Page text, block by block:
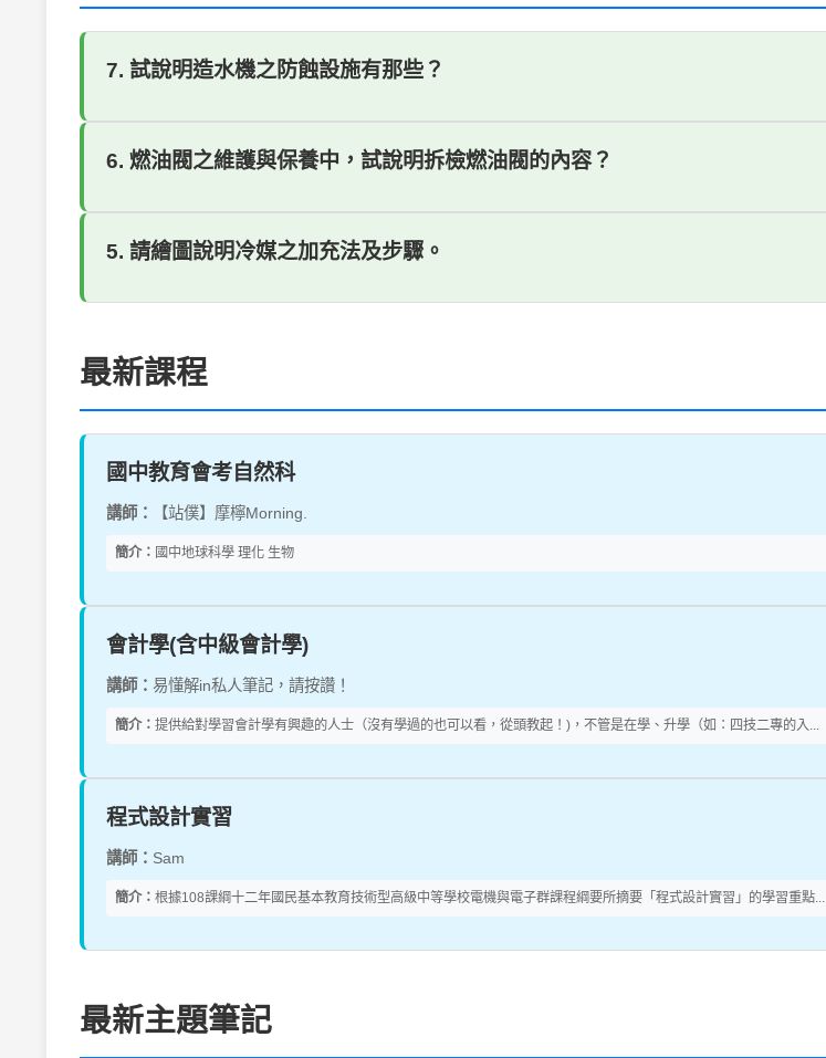
7. 試說明造水機之防蝕設施有那些？
6. 燃油閥之維護與保養中，試說明拆檢燃油閥的內容？
5. 請繪圖說明冷媒之加充法及步驟。
最新課程
國中教育會考自然科
講師： 【站僕】摩檸Morning.
簡介： 國中地球科學 理化 生物
會計學(含中級會計學)
講師： 易懂解in私人筆記，請按讚！
簡介： 提供給對學習會計學有興趣的人士（沒有學過的也可以看，從頭教起！)，不管是在學、升學（如：四技二專的入...
程式設計實習
講師： Sam
簡介： 根據108課綱十二年國民基本教育技術型高級中等學校電機與電子群課程綱要所摘要「程式設計實習」的學習重點...
最新主題筆記